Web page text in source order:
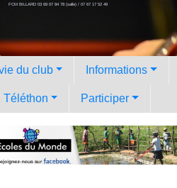
FCM BILLARD 03 69 07 84 78 (salle) / 07 67 17 52 49
du club Informations
Téléthon Participer